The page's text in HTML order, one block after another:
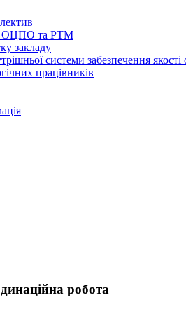
ОЦПО та РТМ
закладу
системи забезпечення якості
працівників
робота